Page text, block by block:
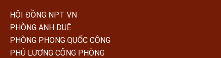
HỘI ĐỒNG NPT VN
PHÒNG ANH DUỆ
PHÒNG PHONG QUỐC CÔNG
PHÚ LƯƠNG CÔNG PHÒNG